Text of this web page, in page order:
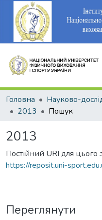
Головна
2013
Пошук
2013
Постійний URI для цього
https://reposit.uni-
Переглянути